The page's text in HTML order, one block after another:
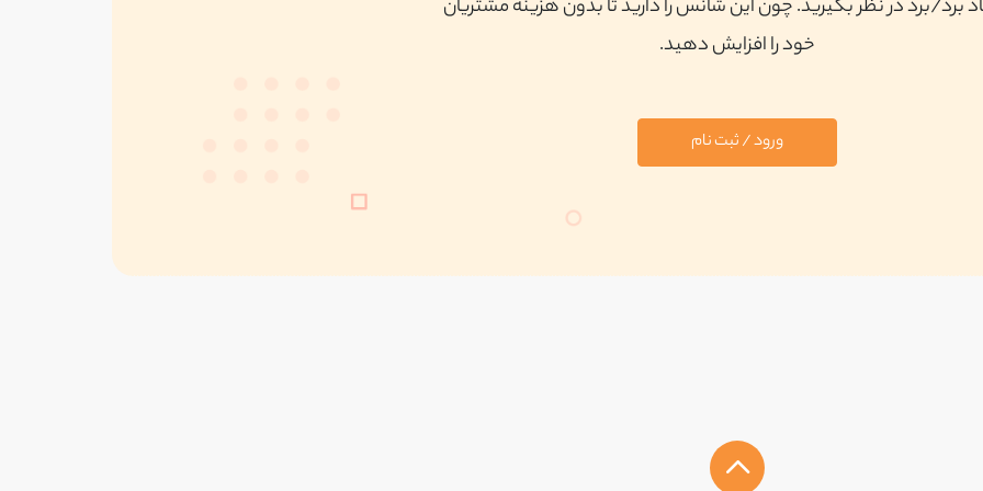
برد/برد در نظر بگیرید. چون این شانس را دارید تا بدون هزینه مشتریان
خود را افزایش دهید.
ورود / ثبت نام